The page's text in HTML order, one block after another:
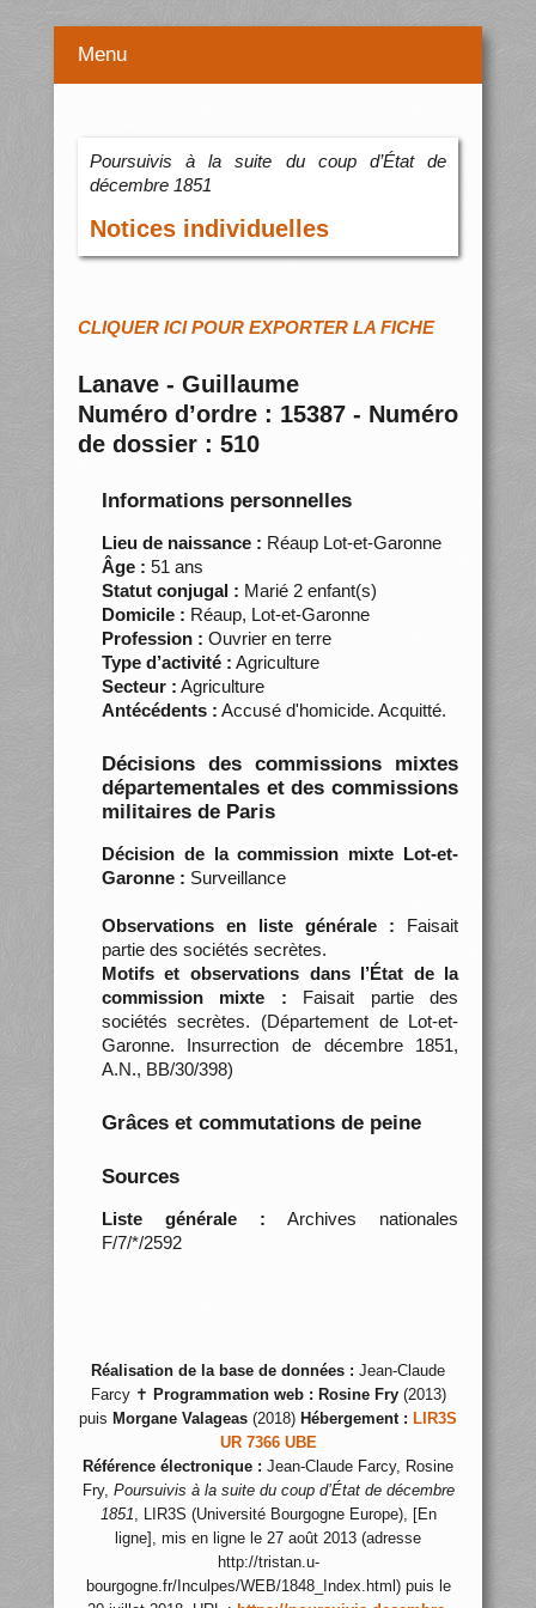
Menu
Poursuivis à la suite du coup d’État de
décembre 1851
Notices individuelles
CLIQUER ICI POUR EXPORTER LA FICHE
Lanave - Guillaume
Numéro d’ordre : 15387 - Numéro
de dossier : 510
Informations personnelles
Lieu de naissance : Réaup Lot-et-Garonne
Âge : 51 ans
Statut conjugal : Marié 2 enfant(s)
Domicile : Réaup, Lot-et-Garonne
Profession : Ouvrier en terre
Type d’activité : Agriculture
Secteur : Agriculture
Antécédents : Accusé d'homicide. Acquitté.
Décisions des commissions mixtes
départementales et des commissions
militaires de Paris
Décision de la commission mixte Lot-et-
Garonne : Surveillance
Observations en liste générale : Faisait
partie des sociétés secrètes.
Motifs et observations dans l’État de la
commission mixte : Faisait partie des
sociétés secrètes. (Département de Lot-et-
Garonne. Insurrection de décembre 1851,
A.N., BB/30/398)
Grâces et commutations de peine
Sources
Liste générale : Archives nationales
F/7/*/2592
Réalisation de la base de données : Jean-Claude
Farcy ✝ Programmation web : Rosine Fry(2013)
puis Morgane Valageas (2018) Hébergement : LIR3S
UR 7366 UBE
Référence électronique : Jean-Claude Farcy, Rosine
Fry, Poursuivis à la suite du coup d’État de décembre
1851, LIR3S (Université Bourgogne Europe), [En
ligne], mis en ligne le 27 août 2013 (adresse
http://tristan.u-
bourgogne.fr/Inculpes/WEB/1848_Index.html) puis le